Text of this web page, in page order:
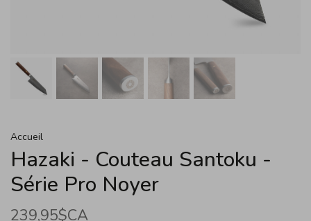
Accueil
Hazaki - Couteau Santoku -
Série Pro Noyer
239,95$CA